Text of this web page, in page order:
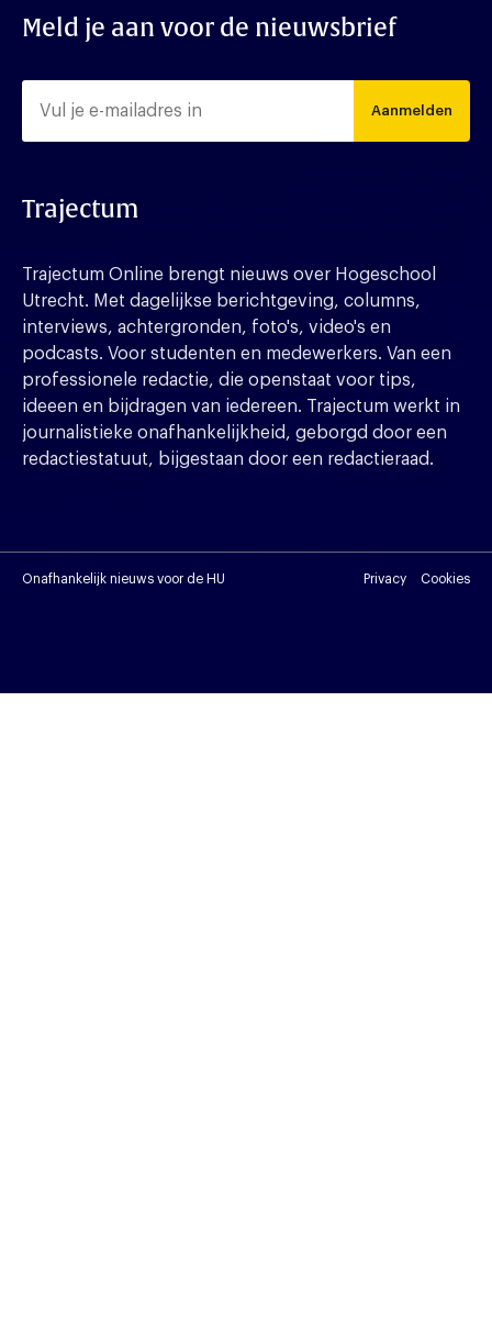
Meld je aan voor de nieuwsbrief
Aanmelden
Trajectum
Trajectum Online brengt nieuws over Hogeschool
Utrecht. Met dagelijkse berichtgeving, columns,
interviews, achtergronden, foto's, video's en
podcasts. Voor studenten en medewerkers. Van een
professionele redactie, die openstaat voor tips,
ideeen en bijdragen van iedereen. Trajectum werkt in
journalistieke onafhankelijkheid, geborgd door een
redactiestatuut, bijgestaan door een redactieraad.
Onafhankelijk nieuws voor de HU Privacy Cookies